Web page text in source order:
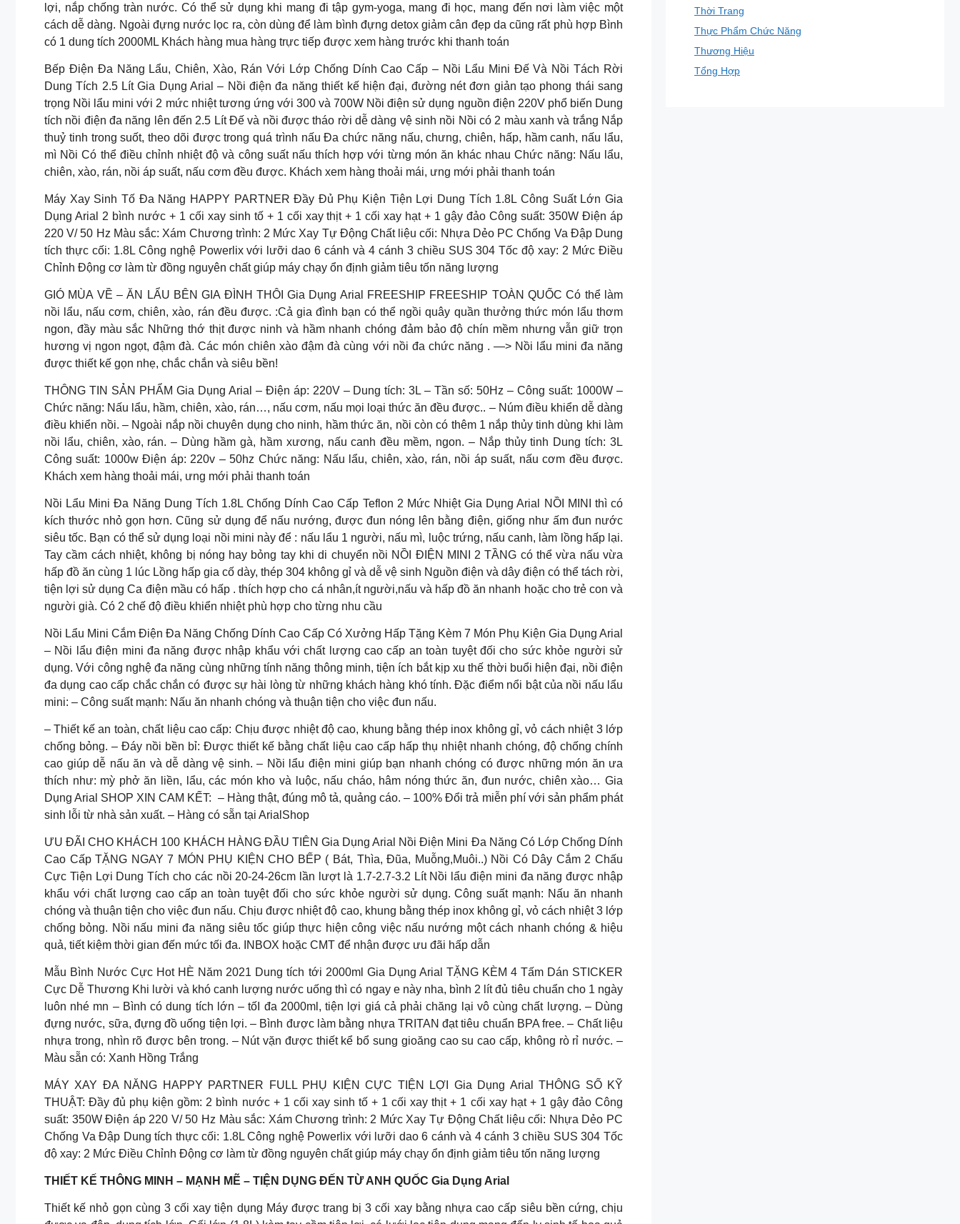
lợi, nắp chống tràn nước. Có thể sử dụng khi mang đi tập gym-yoga, mang đi học, mang đến nơi làm việc một
cách dễ dàng. Ngoài đựng nước lọc ra, còn dùng để làm bình đựng detox giảm cân đẹp da cũng rất phù hợp Bình
có 1 dung tích 2000ML Khách hàng mua hàng trực tiếp được xem hàng trước khi thanh toán
Bếp Điện Đa Năng Lẩu, Chiên, Xào, Rán Với Lớp Chống Dính Cao Cấp – Nồi Lẩu Mini Đế Và Nồi Tách Rời
Dung Tích 2.5 Lít Gia Dụng Arial – Nồi điện đa năng thiết kế hiện đại, đường nét đơn giản tạo phong thái sang
trọng Nồi lẩu mini với 2 mức nhiệt tương ứng với 300 và 700W Nồi điện sử dụng nguồn điện 220V phổ biến Dung
tích nồi điện đa năng lên đến 2.5 Lít Đế và nồi được tháo rời dễ dàng vệ sinh nồi Nồi có 2 màu xanh và trắng Nắp
thuỷ tinh trong suốt, theo dõi được trong quá trình nấu Đa chức năng nấu, chưng, chiên, hấp, hầm canh, nấu lẩu,
mì Nồi Có thể điều chỉnh nhiệt độ và công suất nấu thích hợp với từng món ăn khác nhau Chức năng: Nấu lẩu,
chiên, xào, rán, nồi áp suất, nấu cơm đều được. Khách xem hàng thoải mái, ưng mới phải thanh toán
Máy Xay Sinh Tố Đa Năng HAPPY PARTNER Đầy Đủ Phụ Kiện Tiện Lợi Dung Tích 1.8L Công Suất Lớn Gia
Dụng Arial 2 bình nước + 1 cối xay sinh tố + 1 cối xay thịt + 1 cối xay hạt + 1 gậy đảo Công suất: 350W Điện áp
220 V/ 50 Hz Màu sắc: Xám Chương trình: 2 Mức Xay Tự Động Chất liệu cối: Nhựa Dẻo PC Chống Va Đập Dung
tích thực cối: 1.8L Công nghệ Powerlix với lưỡi dao 6 cánh và 4 cánh 3 chiều SUS 304 Tốc độ xay: 2 Mức Điều
Chỉnh Động cơ làm từ đồng nguyên chất giúp máy chạy ổn định giảm tiêu tốn năng lượng
GIÓ MÙA VỀ – ĂN LẨU BÊN GIA ĐÌNH THÔI Gia Dụng Arial FREESHIP FREESHIP TOÀN QUỐC Có thể làm
nồi lẩu, nấu cơm, chiên, xào, rán đều được. :Cả gia đình bạn có thể ngồi quây quần thưởng thức món lẩu thơm
ngon, đầy màu sắc Những thớ thịt được ninh và hầm nhanh chóng đảm bảo độ chín mềm nhưng vẫn giữ trọn
hương vị ngon ngọt, đậm đà. Các món chiên xào đậm đà cùng với nồi đa chức năng . —> Nồi lẩu mini đa năng
được thiết kế gọn nhẹ, chắc chắn và siêu bền!
THÔNG TIN SẢN PHẨM Gia Dụng Arial – Điện áp: 220V – Dung tích: 3L – Tần số: 50Hz – Công suất: 1000W –
Chức năng: Nấu lẩu, hầm, chiên, xào, rán…, nấu cơm, nấu mọi loại thức ăn đều được.. – Núm điều khiển dễ dàng
điều khiển nồi. – Ngoài nắp nồi chuyên dụng cho ninh, hầm thức ăn, nồi còn có thêm 1 nắp thủy tinh dùng khi làm
nồi lẩu, chiên, xào, rán. – Dùng hầm gà, hầm xương, nấu canh đều mềm, ngon. – Nắp thủy tinh Dung tích: 3L
Công suất: 1000w Điện áp: 220v – 50hz Chức năng: Nấu lẩu, chiên, xào, rán, nồi áp suất, nấu cơm đều được.
Khách xem hàng thoải mái, ưng mới phải thanh toán
Nồi Lẩu Mini Đa Năng Dung Tích 1.8L Chống Dính Cao Cấp Teflon 2 Mức Nhiệt Gia Dụng Arial NỒI MINI thì có
kích thước nhỏ gọn hơn. Cũng sử dụng để nấu nướng, được đun nóng lên bằng điện, giống như ấm đun nước
siêu tốc. Bạn có thể sử dụng loại nồi mini này để : nấu lẩu 1 người, nấu mì, luộc trứng, nấu canh, làm lồng hấp lại.
Tay cầm cách nhiệt, không bị nóng hay bỏng tay khi di chuyển nồi NỒI ĐIỆN MINI 2 TẦNG có thể vừa nấu vừa
hấp đồ ăn cùng 1 lúc Lồng hấp gia cố dày, thép 304 không gỉ và dễ vệ sinh Nguồn điện và dây điện có thể tách rời,
tiện lợi sử dụng Ca điện mầu có hấp . thích hợp cho cá nhân,ít người,nấu và hấp đồ ăn nhanh hoặc cho trẻ con và
người già. Có 2 chế độ điều khiển nhiệt phù hợp cho từng nhu cầu
Nồi Lẩu Mini Cắm Điện Đa Năng Chống Dính Cao Cấp Có Xưởng Hấp Tặng Kèm 7 Món Phụ Kiện Gia Dụng Arial
– Nồi lẩu điện mini đa năng được nhập khẩu với chất lượng cao cấp an toàn tuyệt đối cho sức khỏe người sử
dụng. Với công nghệ đa năng cùng những tính năng thông minh, tiện ích bắt kịp xu thế thời buổi hiện đại, nồi điện
đa dụng cao cấp chắc chắn có được sự hài lòng từ những khách hàng khó tính. Đặc điểm nổi bật của nồi nấu lẩu
mini: – Công suất mạnh: Nấu ăn nhanh chóng và thuận tiện cho việc đun nấu.
– Thiết kế an toàn, chất liệu cao cấp: Chịu được nhiệt độ cao, khung bằng thép inox không gỉ, vỏ cách nhiệt 3 lớp
chống bỏng. – Đáy nồi bền bỉ: Được thiết kế bằng chất liệu cao cấp hấp thụ nhiệt nhanh chóng, độ chống chính
cao giúp dễ nấu ăn và dễ dàng vệ sinh. – Nồi lẩu điện mini giúp bạn nhanh chóng có được những món ăn ưa
thích như: mỳ phở ăn liền, lẩu, các món kho và luộc, nấu cháo, hâm nóng thức ăn, đun nước, chiên xào… Gia
Dụng Arial SHOP XIN CAM KẾT: – Hàng thật, đúng mô tả, quảng cáo. – 100% Đổi trả miễn phí với sản phẩm phát
sinh lỗi từ nhà sản xuất. – Hàng có sẵn tại ArialShop
ƯU ĐÃI CHO KHÁCH 100 KHÁCH HÀNG ĐẦU TIÊN Gia Dụng Arial Nồi Điện Mini Đa Năng Có Lớp Chống Dính
Cao Cấp TẶNG NGAY 7 MÓN PHỤ KIỆN CHO BẾP ( Bát, Thìa, Đũa, Muỗng,Muôi..) Nồi Có Dây Cắm 2 Chấu
Cực Tiện Lợi Dung Tích cho các nồi 20-24-26cm lần lượt là 1.7-2.7-3.2 Lít Nồi lẩu điện mini đa năng được nhập
khẩu với chất lượng cao cấp an toàn tuyệt đối cho sức khỏe người sử dụng. Công suất mạnh: Nấu ăn nhanh
chóng và thuận tiện cho việc đun nấu. Chịu được nhiệt độ cao, khung bằng thép inox không gỉ, vỏ cách nhiệt 3 lớp
chống bỏng. Nồi nấu mini đa năng siêu tốc giúp thực hiện công việc nấu nướng một cách nhanh chóng & hiệu
quả, tiết kiệm thời gian đến mức tối đa. INBOX hoặc CMT để nhận được ưu đãi hấp dẫn
Mẫu Bình Nước Cực Hot HÈ Năm 2021 Dung tích tới 2000ml Gia Dụng Arial TẶNG KÈM 4 Tấm Dán STICKER
Cực Dễ Thương Khi lười và khó canh lượng nước uống thì có ngay e này nha, bình 2 lít đủ tiêu chuẩn cho 1 ngày
luôn nhé mn – Bình có dung tích lớn – tốI đa 2000ml, tiện lợi giá cả phải chăng lại vô cùng chất lượng. – Dùng
đựng nước, sữa, đựng đồ uống tiện lợi. – Bình được làm bằng nhựa TRITAN đạt tiêu chuẩn BPA free. – Chất liệu
nhựa trong, nhìn rõ được bên trong. – Nút vặn được thiết kể bổ sung gioăng cao su cao cấp, không rò rỉ nước. –
Màu sẵn có: Xanh Hồng Trắng
MÁY XAY ĐA NĂNG HAPPY PARTNER FULL PHỤ KIỆN CỰC TIỆN LỢI Gia Dụng Arial THÔNG SỐ KỸ
THUẬT: Đầy đủ phụ kiện gồm: 2 bình nước + 1 cối xay sinh tố + 1 cối xay thịt + 1 cối xay hạt + 1 gậy đảo Công
suất: 350W Điện áp 220 V/ 50 Hz Màu sắc: Xám Chương trình: 2 Mức Xay Tự Động Chất liệu cối: Nhựa Dẻo PC
Chống Va Đập Dung tích thực cối: 1.8L Công nghệ Powerlix với lưỡi dao 6 cánh và 4 cánh 3 chiều SUS 304 Tốc
độ xay: 2 Mức Điều Chỉnh Động cơ làm từ đồng nguyên chất giúp máy chạy ổn định giảm tiêu tốn năng lượng
THIẾT KẾ THÔNG MINH – MẠNH MẼ – TIỆN DỤNG ĐẾN TỪ ANH QUỐC Gia Dụng Arial
Thiết kế nhỏ gọn cùng 3 cối xay tiện dụng Máy được trang bị 3 cối xay bằng nhựa cao cấp siêu bền cứng, chịu
Thời Trang
Thực Phẩm Chức Năng
Thương Hiệu
Tổng Hợp